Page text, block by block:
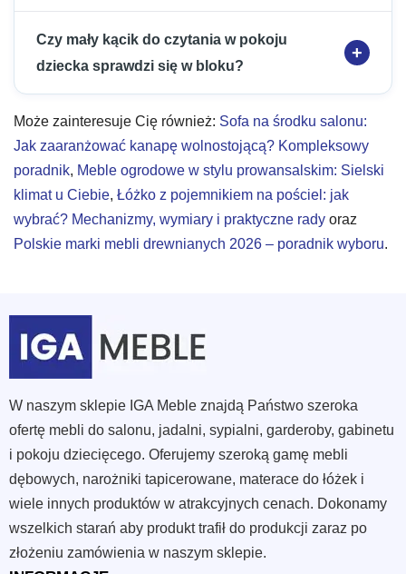
Czy mały kącik do czytania w pokoju
dziecka sprawdzi się w bloku?
Może zainteresuje Cię również: Sofa na środku salonu:
Jak zaaranżować kanapę wolnostojącą? Kompleksowy
poradnik, Meble ogrodowe w stylu prowansalskim: Sielski
klimat u Ciebie, Łóżko z pojemnikiem na pościel: jak
wybrać? Mechanizmy, wymiary i praktyczne rady oraz
Polskie marki mebli drewnianych 2026 – poradnik wyboru.
W naszym sklepie IGA Meble znajdą Państwo szeroka
ofertę mebli do salonu, jadalni, sypialni, garderoby, gabinetu
i pokoju dziecięcego. Oferujemy szeroką gamę mebli
dębowych, narożniki tapicerowane, materace do łóżek i
wiele innych produktów w atrakcyjnych cenach. Dokonamy
wszelkich starań aby produkt trafił do produkcji zaraz po
złożeniu zamówienia w naszym sklepie.